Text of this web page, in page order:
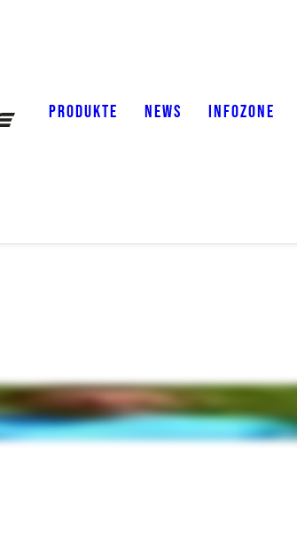
PRODUKTE NEWS INFOZONE